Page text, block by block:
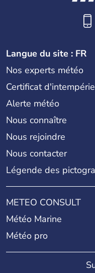
Langue du site : FR
Nos experts météo
Certificat
Alerte météo
Nous connaître
Nous rejoindre
Nous contacter
Légende des
METEO CONSULT
Météo Marine
Météo pro